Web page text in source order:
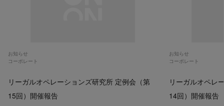
お知らせ
コーポレート
リーガルオペレーションズ研究所 定例会（第
15回）開催報告
お知らせ
コーポレート
リーガルオペレ
14回）開催報告